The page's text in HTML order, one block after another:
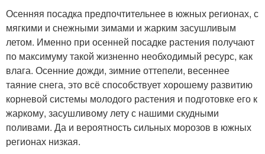
Осенняя посадка предпочтительнее в южных регионах, с
мягкими и снежными зимами и жарким засушливым
летом. Именно при осенней посадке растения получают
по максимуму такой жизненно необходимый ресурс, как
влага. Осенние дожди, зимние оттепели, весеннее
таяние снега, это всё способствует хорошему развитию
корневой системы молодого растения и подготовке его к
жаркому, засушливому лету с нашими скудными
поливами. Да и вероятность сильных морозов в южных
регионах низкая.